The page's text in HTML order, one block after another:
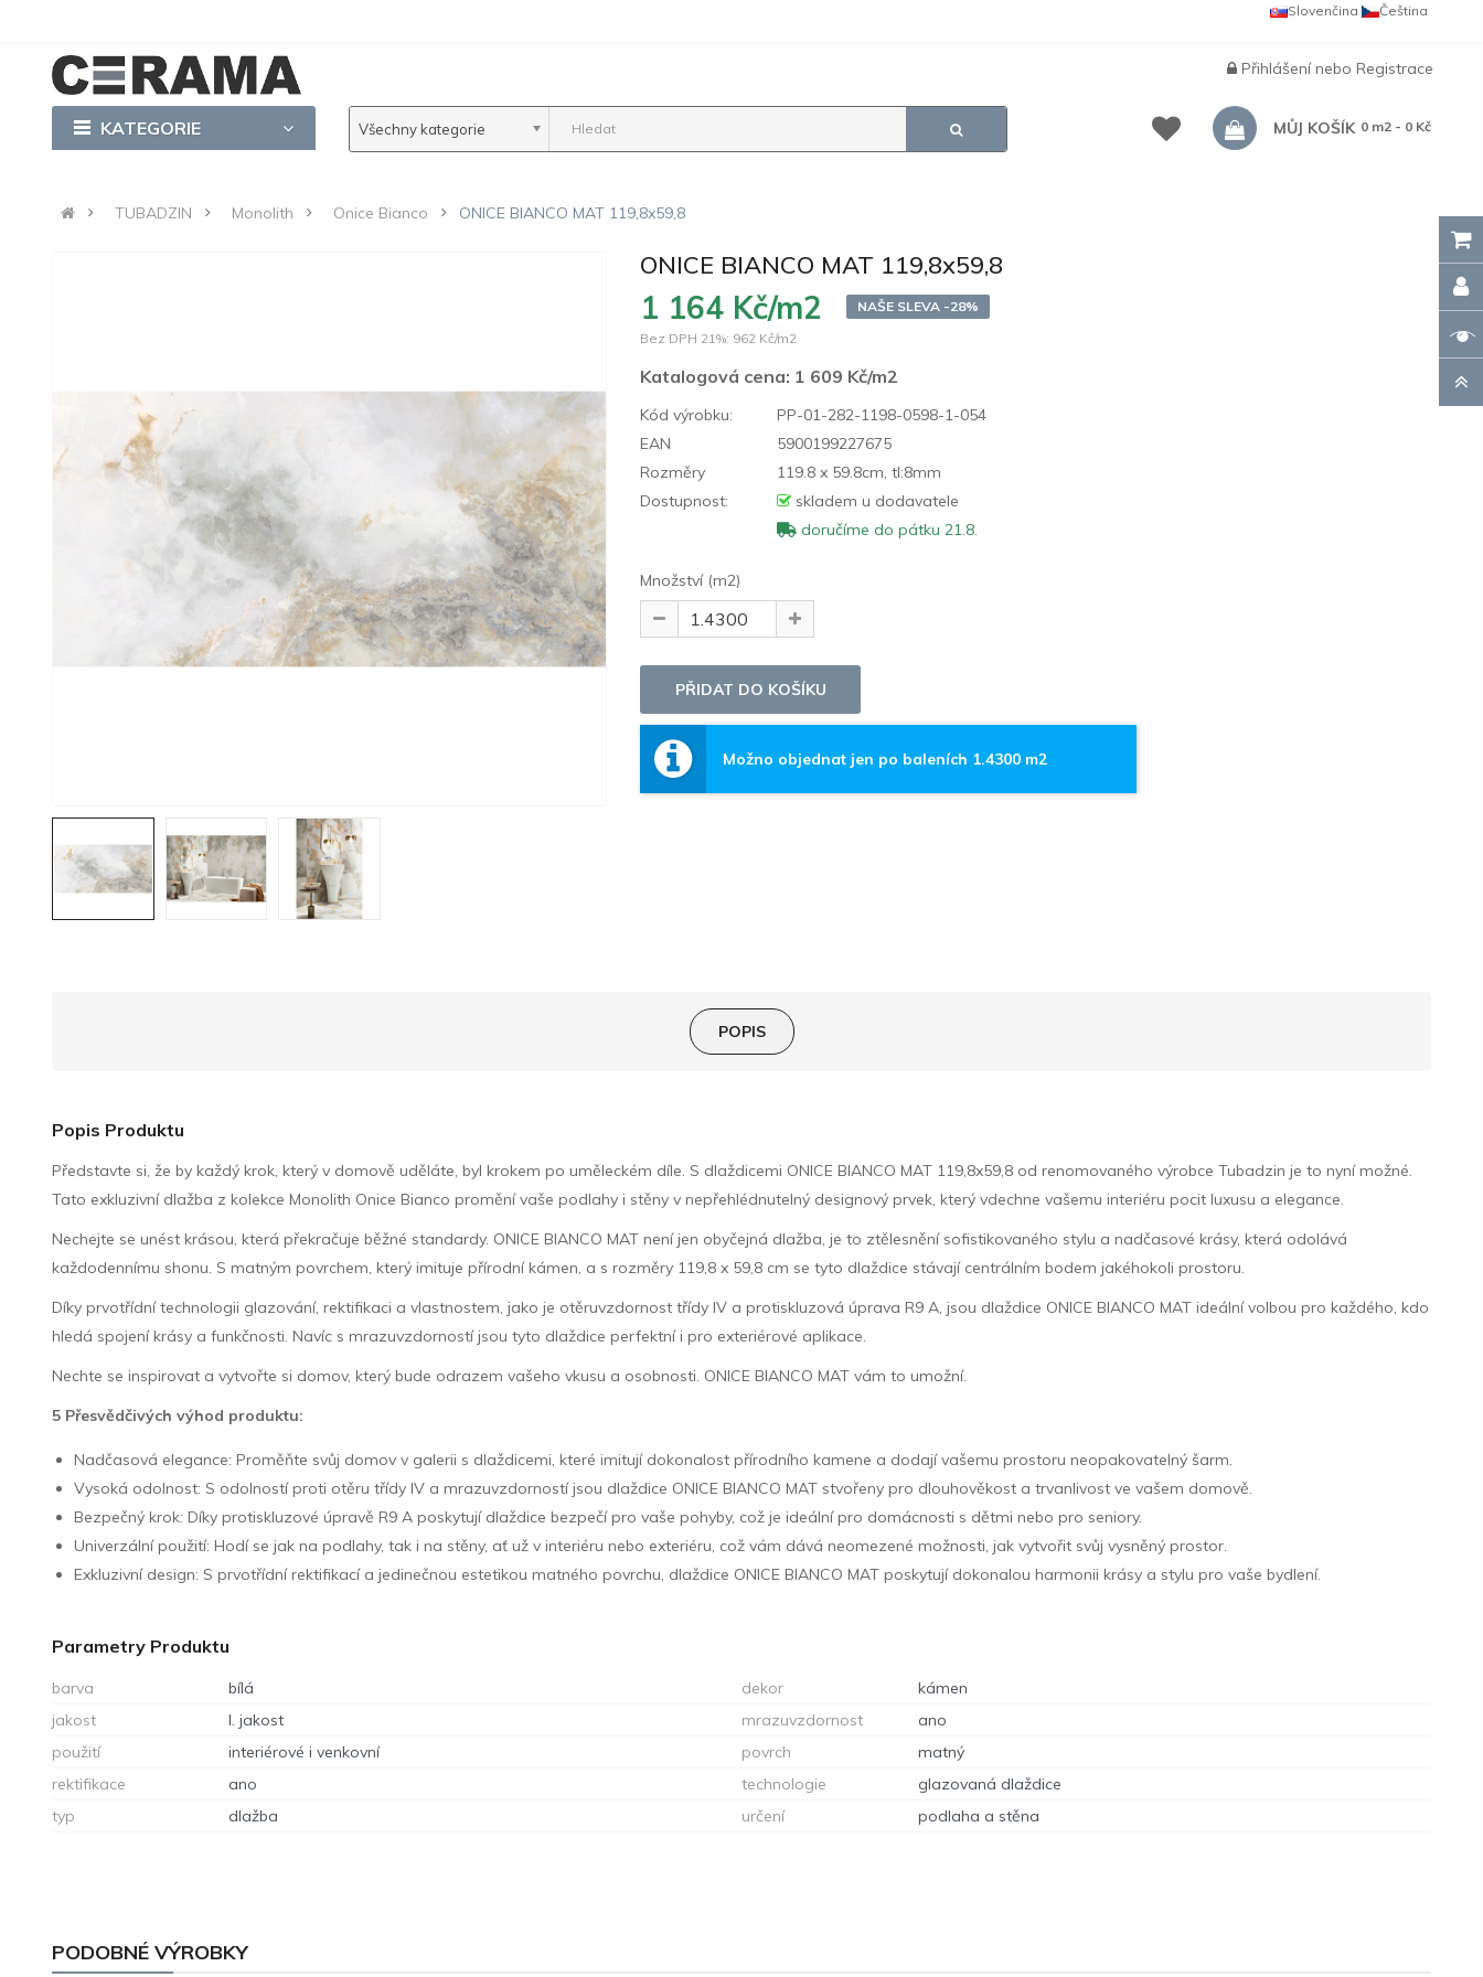
Čeština
Slovenčina
Přihlášenínebo Registrace
KATEGORIE Všechny kategorie MŮJ KOŠÍK 0 m2 - 0 Kč
TUBADZIN Monolith Onice Bianco ONICE BIANCO MAT 119,8x59,8
ONICE BIANCO MAT 119,8x59,8
1 164 Kč/m2
NAŠE SLEVA -28%
Bez DPH 21%: 962 Kč/m2
Katalogová cena: 1 609 Kč/m2
Kód výrobku:
PP-01-282-1198-0598-1-054
EAN
5900199227675
Rozměry
119.8 x 59.8cm, tl:8mm
Dostupnost:
skladem u dodavatele
doručíme do pátku 21.8.
Množství (m2)
Možno objednat jen po baleních 1.4300 m2
POPIS
Popis Produktu
Představte si, že by každý krok, který v domově uděláte, byl krokem po uměleckém díle. S dlaždicemi ONICE BIANCO MAT 119,8x59,8 od renomovaného výrobce Tubadzin je to nyní možné.
Tato exkluzivní dlažba z kolekce Monolith Onice Bianco promění vaše podlahy i stěny v nepřehlédnutelný designový prvek, který vdechne vašemu interiéru pocit luxusu a elegance.
Nechejte se unést krásou, která překračuje běžné standardy. ONICE BIANCO MAT není jen obyčejná dlažba, je to ztělesnění sofistikovaného stylu a nadčasové krásy, která odolává
každodennímu shonu. S matným povrchem, který imituje přírodní kámen, a s rozměry 119,8 x 59,8 cm se tyto dlaždice stávají centrálním bodem jakéhokoli prostoru.
Díky prvotřídní technologii glazování, rektifikaci a vlastnostem, jako je otěruvzdornost třídy IV a protiskluzová úprava R9 A, jsou dlaždice ONICE BIANCO MAT ideální volbou pro každého, kdo
hledá spojení krásy a funkčnosti. Navíc s mrazuvzdorností jsou tyto dlaždice perfektní i pro exteriérové aplikace.
Nechte se inspirovat a vytvořte si domov, který bude odrazem vašeho vkusu a osobnosti. ONICE BIANCO MAT vám to umožní.
5 Přesvědčivých výhod produktu:
Nadčasová elegance: Proměňte svůj domov v galerii s dlaždicemi, které imitují dokonalost přírodního kamene a dodají vašemu prostoru neopakovatelný šarm.
Vysoká odolnost: S odolností proti otěru třídy IV a mrazuvzdorností jsou dlaždice ONICE BIANCO MAT stvořeny pro dlouhověkost a trvanlivost ve vašem domově.
Bezpečný krok: Díky protiskluzové úpravě R9 A poskytují dlaždice bezpečí pro vaše pohyby, což je ideální pro domácnosti s dětmi nebo pro seniory.
Univerzální použití: Hodí se jak na podlahy, tak i na stěny, ať už v interiéru nebo exteriéru, což vám dává neomezené možnosti, jak vytvořit svůj vysněný prostor.
Exkluzivní design: S prvotřídní rektifikací a jedinečnou estetikou matného povrchu, dlaždice ONICE BIANCO MAT poskytují dokonalou harmonii krásy a stylu pro vaše bydlení.
Parametry Produktu
barva bílá dekor
kámen
jakost
I. jakost mrazuvzdornost
ano
použití
interiérové i venkovní povrch
matný
rektifikace
ano technologie
glazovaná dlaždice
typ
dlažba určení podlaha a stěna
PODOBNÉ VÝROBKY